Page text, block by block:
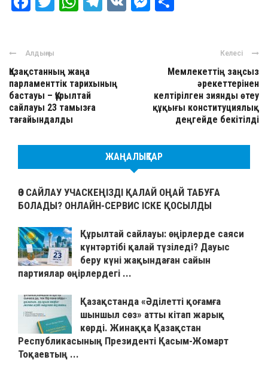
Алдыңғы
Қазақстанның жаңа
парламенттік тарихының
бастауы – Құрылтай
сайлауы 23 тамызға
тағайындалды
Келесі
Мемлекеттің заңсыз
әрекеттерінен
келтірілген зиянды өтеу
құқығы конституциялық
деңгейде бекітілді
ЖАҢАЛЫҚТАР
ӨЗ САЙЛАУ УЧАСКЕҢІЗДІ ҚАЛАЙ ОҢАЙ ТАБУҒА
БОЛАДЫ? ОНЛАЙН-СЕРВИС ІСКЕ ҚОСЫЛДЫ
Құрылтай сайлауы: өңірлерде саяси
күнтәртібі қалай түзіледі? Дауыс
беру күні жақындаған сайын
партиялар өңірлердегі ...
Қазақстанда «Әділетті қоғамға
шыншыл сөз» атты кітап жарық
көрді. Жинаққа Қазақстан
Республикасының Президенті Қасым-Жомарт
Тоқаевтың ...